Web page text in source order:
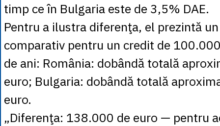
timp ce în Bulgaria este de 3,5% DAE.
Pentru a ilustra diferenţa, el prezintă
comparativ pentru un credit de
de ani: România: dobândă totală
euro; Bulgaria: dobândă totală
euro.
„Diferenţa: 138.000 de euro — pentru